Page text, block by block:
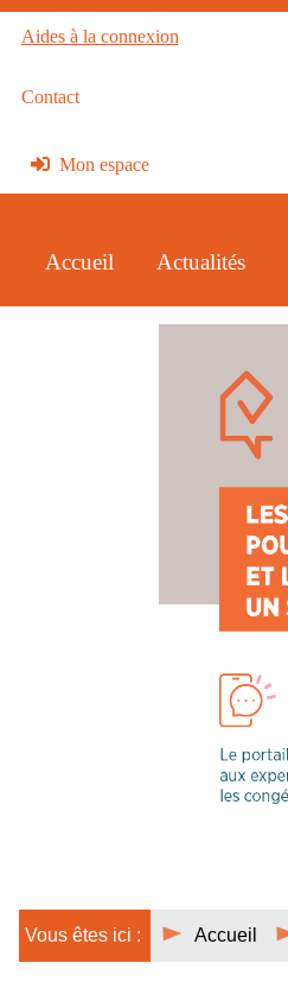
Aides à la connexion
Contact
Mon espace
Accueil Actualités
Vous êtes ici : Accueil